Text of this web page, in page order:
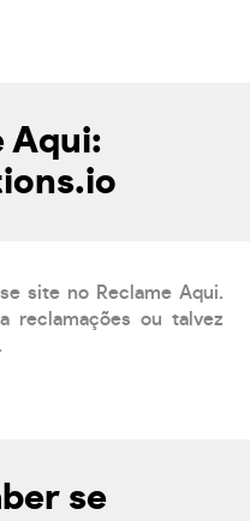
Aqui:
site no Reclame Aqui.
reclamações ou talvez
se